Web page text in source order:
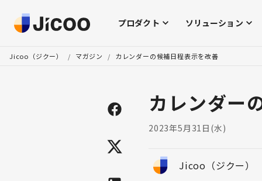
プロダクト ソリューション
Jicoo（ジクー） / マガジン / カレンダーの候補日程表示を改善
カレンダー
2023年5月31日(水)
Jicoo（ジクー）